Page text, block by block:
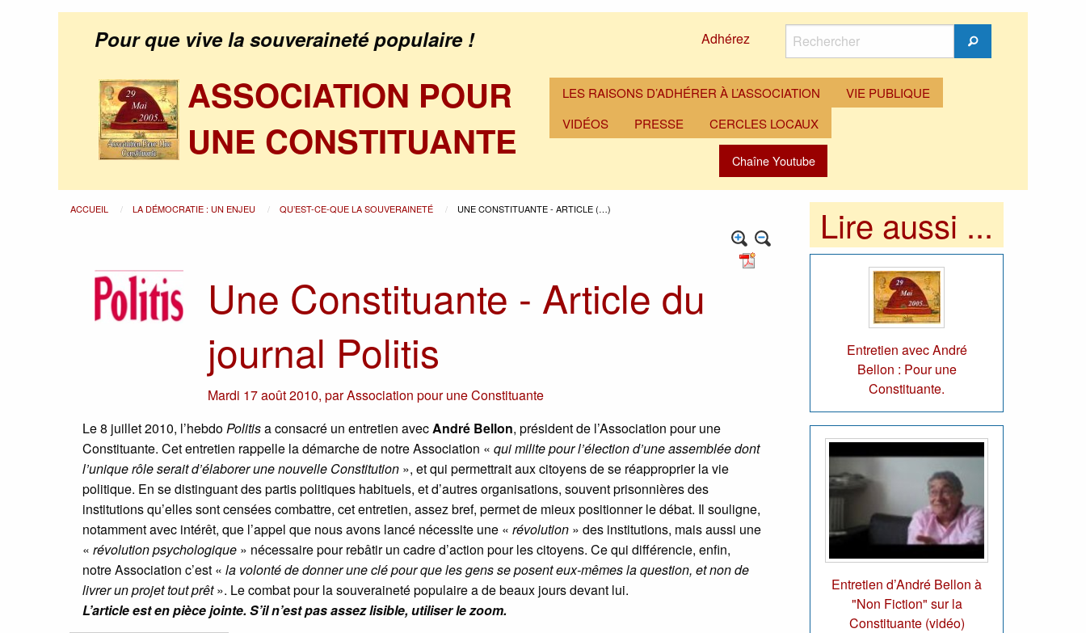
Pour que vive la souveraineté populaire ! Adhérez
Rechercher
Rechercher
ASSOCIATION POUR
UNE CONSTITUANTE
LES RAISONS D’ADHÉRER À L’ASSOCIATION
VIE PUBLIQUE
VIDÉOS
PRESSE CERCLES LOCAUX
Chaîne Youtube
ACCUEIL LA DÉMOCRATIE : UN ENJEU QU’EST-CE-QUE LA SOUVERAINETÉ UNE CONSTITUANTE - ARTICLE (…)
Une Constituante - Article du
journal Politis
Mardi 17 août 2010,parAssociation pour une Constituante
Le 8 juillet 2010, l’hebdoPolitisa consacré un entretien avecAndré Bellon, président de l’Association pour une
Constituante. Cet entretien rappelle la démarche de notre Association « qui milite pour l’élection d’une assemblée dont
l’unique rôle serait d’élaborer une nouvelle Constitution », et qui permettrait aux citoyens de se réapproprier la vie
politique. En se distinguant des partis politiques habituels, et d’autres organisations, souvent prisonnières des
institutions qu’elles sont censées combattre, cet entretien, assez bref, permet de mieux positionner le débat. Il souligne,
notamment avec intérêt, que l’appel que nous avons lancé nécessite une « révolution » des institutions, mais aussi une
« révolution psychologique » nécessaire pour rebâtir un cadre d’action pour les citoyens. Ce qui différencie, enfin,
notre Association c’est « la volonté de donner une clé pour que les gens se posent eux-mêmes la question, et non de
livrer un projet tout prêt». Le combat pour la souveraineté populaire a de beaux jours devant lui.
L’article est en pièce jointe. S’il n’est pas assez lisible, utiliser le zoom.
Lire aussi ...
Entretien avec André
Bellon : Pour une
Constituante.
Entretien d’André Bellon à
"Non Fiction" sur la
Constituante (vidéo)